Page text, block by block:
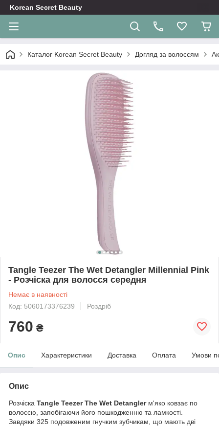
Korean Secret Beauty
Каталог Korean Secret Beauty Догляд за волоссям
Tangle Teezer The Wet Detangler Millennial Pink
- Розчіска для волосся середня
Немає в наявності
Код: 5060173376239
Роздріб
760 ₴
Опис Характеристики Доставка Оплата Умови
Опис
Розчіска Tangle Teezer The Wet Detanglerм'яко ковзає по
волоссю, запобігаючи його пошкодженню та ламкості.
Завдяки 325 подовженим гнучким зубчикам, що мають дві